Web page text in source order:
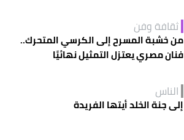
ثقافة وفن
من خشبة المسرح إلى الكرسي المتحرك..
فنان مصري يعتزل التمثيل نهائيًا
الناس
إلى جنة الخلد أيتها الفريدة